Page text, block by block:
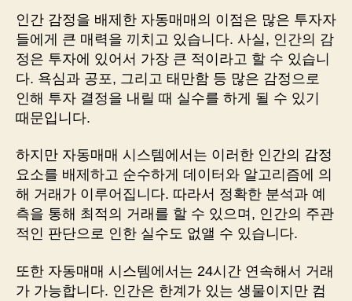
인간 감정을 배제한 자동매매의 이점은 많은 투자자
들에게 큰 매력을 끼치고 있습니다. 사실, 인간의 감
정은 투자에 있어서 가장 큰 적이라고 할 수 있습니
다. 욕심과 공포, 그리고 태만함 등 많은 감정으로
인해 투자 결정을 내릴 때 실수를 하게 될 수 있기
때문입니다.
하지만 자동매매 시스템에서는 이러한 인간의 감정
요소를 배제하고 순수하게 데이터와 알고리즘에 의
해 거래가 이루어집니다. 따라서 정확한 분석과 예
측을 통해 최적의 거래를 할 수 있으며, 인간의 주관
적인 판단으로 인한 실수도 없앨 수 있습니다.
또한 자동매매 시스템에서는 24시간 연속해서 거래
가 가능합니다. 인간은 한계가 있는 생물이지만 컴